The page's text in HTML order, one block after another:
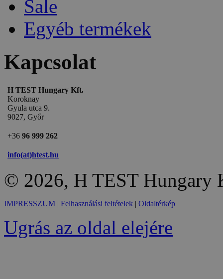
Sale
Egyéb termékek
Kapcsolat
H TEST Hungary Kft.
Koroknay
Gyula utca 9.
9027, Győr
+36 96 999 262
info(at)htest.hu
© 2026, H TEST Hungary
IMPRESSZUM | Felhasználási feltételek | Oldaltérkép
Ugrás az oldal elejére